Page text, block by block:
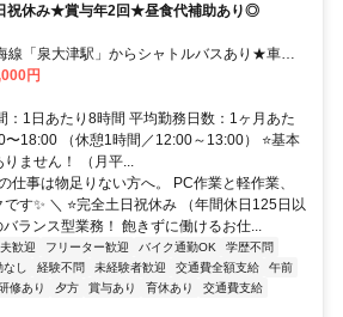
祝休み★賞与年2回★昼食代補助あり◎
「泉大津駅」からシャトルバスあり★車・
（泉大津駅から徒歩30分）
円
：1日あたり8時間 平均勤務日数：1ヶ月あた
〜18:00 （休憩1時間／12:00～13:00） ⭐基本
ません！ （月平...
仕事は物足りない方へ。 PC作業と軽作業、
す✨ ＼ ⭐完全土日祝休み （年間休日125日以
バランス型業務！ 飽きずに働けるお仕...
歓迎 フリーター歓迎 バイク通勤OK
学歴不問
し 経験不問 未経験者歓迎 交通費全額支給
午前
修あり 夕方 賞与あり 育休あり
交通費支給